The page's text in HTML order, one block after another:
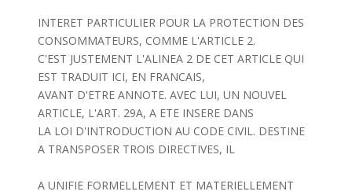
INTERET PARTICULIER POUR LA PROTECTION DES
CONSOMMATEURS, COMME L'ARTICLE 2.
C'EST JUSTEMENT L'ALINEA 2 DE CET ARTICLE QUI
EST TRADUIT ICI, EN FRANCAIS,
AVANT D'ETRE ANNOTE. AVEC LUI, UN NOUVEL
ARTICLE, L'ART. 29A, A ETE INSERE DANS
LA LOI D'INTRODUCTION AU CODE CIVIL. DESTINE
A TRANSPOSER TROIS DIRECTIVES, IL
A UNIFIE FORMELLEMENT ET MATERIELLEMENT